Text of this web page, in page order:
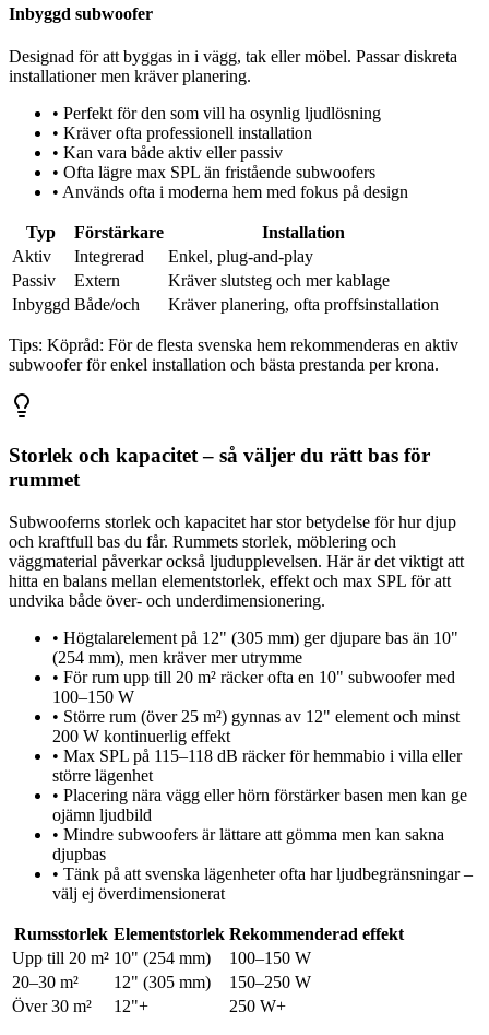
Inbyggd subwoofer
Designad för att byggas in i vägg, tak eller möbel. Passar diskreta
installationer men kräver planering.
• Perfekt för den som vill ha osynlig ljudlösning
• Kräver ofta professionell installation
• Kan vara både aktiv eller passiv
• Ofta lägre max SPL än fristående subwoofers
• Används ofta i moderna hem med fokus på design
Typ Förstärkare
Installation
Aktiv
Integrerad
Enkel, plug-and-play
Passiv
Extern
Kräver slutsteg och mer kablage
Inbyggd Både/och Kräver planering, ofta proffsinstallation
Tips: Köpråd: För de flesta svenska hem rekommenderas en aktiv
subwoofer för enkel installation och bästa prestanda per krona.
Storlek och kapacitet – så väljer du rätt bas för
rummet
Subwooferns storlek och kapacitet har stor betydelse för hur djup
och kraftfull bas du får. Rummets storlek, möblering och
väggmaterial påverkar också ljudupplevelsen. Här är det viktigt att
hitta en balans mellan elementstorlek, effekt och max SPL för att
undvika både över- och underdimensionering.
• Högtalarelement på 12" (305 mm) ger djupare bas än 10"
(254 mm), men kräver mer utrymme
• För rum upp till 20 m² räcker ofta en 10" subwoofer med
100–150 W
• Större rum (över 25 m²) gynnas av 12" element och minst
200 W kontinuerlig effekt
• Max SPL på 115–118 dB räcker för hemmabio i villa eller
större lägenhet
• Placering nära vägg eller hörn förstärker basen men kan ge
ojämn ljudbild
• Mindre subwoofers är lättare att gömma men kan sakna
djupbas
• Tänk på att svenska lägenheter ofta har ljudbegränsningar –
välj ej överdimensionerat
Rumsstorlek Elementstorlek Rekommenderad effekt
Upp till 20 m² 10" (254 mm)
100–150 W
20–30 m²
12" (305 mm)
150–250 W
Över 30 m²
12"+ 250 W+